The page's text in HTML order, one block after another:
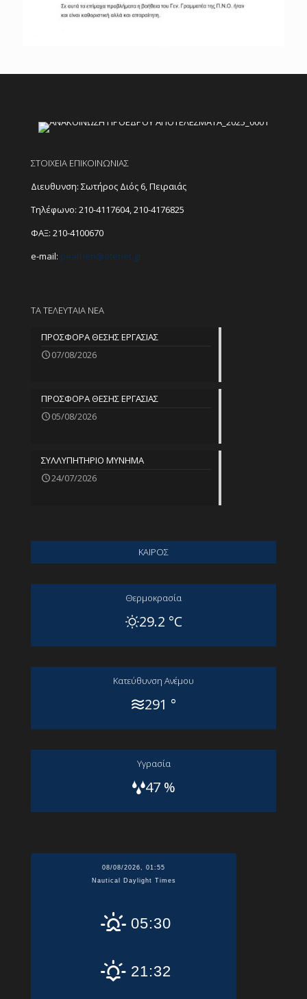
ΣΤΟΙΧΕΙΑ ΕΠΙΚΟΙΝΩΝΙΑΣ
Διευθυνση: Σωτήρος Διός 6, Πειραιάς
Τηλέφωνο: 210-4117604,210-4176825
ΦΑΞ: 210-4100670
e-mail: peathen@otenet.gr
ΤΑ ΤΕΛΕΥΤΑΙΑ ΝΕΑ
ΠΡΟΣΦΟΡΑ ΘΕΣΗΣ ΕΡΓΑΣΙΑΣ
07/08/2026
ΠΡΟΣΦΟΡΑ ΘΕΣΗΣ ΕΡΓΑΣΙΑΣ
05/08/2026
ΣΥΛΛΥΠΗΤΗΡΙΟ ΜΥΝΗΜΑ
24/07/2026
ΚΑΙΡΟΣ
Θερμοκρασία
29.2 °C
Kατεύθυνση Aνέμου
291 °
Yγρασία
47 %
08/08/2026, 01:55
Nautical Daylight Times
05:30
21:32